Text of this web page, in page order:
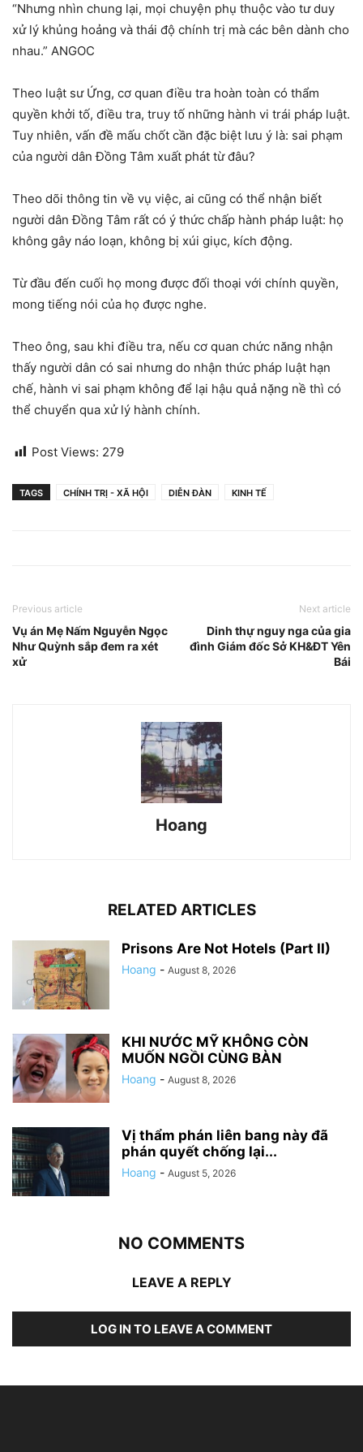
“Nhưng nhìn chung lại, mọi chuyện phụ thuộc vào tư duy
xử lý khủng hoảng và thái độ chính trị mà các bên dành cho
nhau.” ANGOC
Theo luật sư Ứng, cơ quan điều tra hoàn toàn có thẩm
quyền khởi tố, điều tra, truy tố những hành vi trái pháp luật.
Tuy nhiên, vấn đề mấu chốt cần đặc biệt lưu ý là: sai phạm
của người dân Đồng Tâm xuất phát từ đâu?
Theo dõi thông tin về vụ việc, ai cũng có thể nhận biết
người dân Đồng Tâm rất có ý thức chấp hành pháp luật: họ
không gây náo loạn, không bị xúi giục, kích động.
Từ đầu đến cuối họ mong được đối thoại với chính quyền,
mong tiếng nói của họ được nghe.
Theo ông, sau khi điều tra, nếu cơ quan chức năng nhận
thấy người dân có sai nhưng do nhận thức pháp luật hạn
chế, hành vi sai phạm không để lại hậu quả nặng nề thì có
thể chuyển qua xử lý hành chính.
Post Views: 279
TAGS CHÍNH TRỊ - XÃ HỘI DIỄN ĐÀN KINH TẾ
Previous article
Vụ án Mẹ Nấm Nguyễn Ngọc
Như Quỳnh sắp đem ra xét
xử
Next article
Dinh thự nguy nga của gia
đình Giám đốc Sở KH&ĐT Yên
Bái
Hoang
RELATED ARTICLES
Prisons Are Not Hotels (Part II)
Hoang - August 8, 2026
KHI NƯỚC MỸ KHÔNG CÒN
MUỐN NGỒI CÙNG BÀN
Hoang - August 8, 2026
Vị thẩm phán liên bang này đã
phán quyết chống lại...
Hoang - August 5, 2026
NO COMMENTS
LEAVE A REPLY
LOG IN TO LEAVE A COMMENT